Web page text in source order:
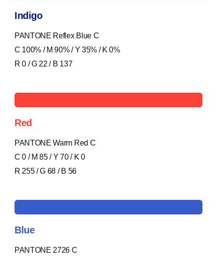
Indigo
PANTONE Reflex Blue C
C 100% / M 90% / Y 35% / K 0%
R 0 / G 22 / B 137
Red
PANTONE Warm Red C
C 0 / M 85 / Y 70 / K 0
R 255 / G 68 / B 56
Blue
PANTONE 2726 C